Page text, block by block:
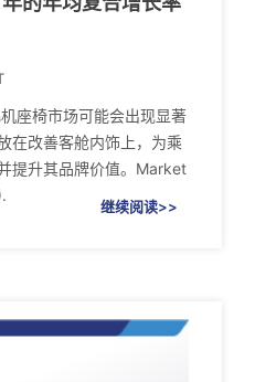
座椅市场可能会出现显著
在改善客舱内饰上，为乘
提升其品牌价值。Market
继续阅读>>